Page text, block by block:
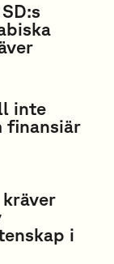
inte
finansiär
i